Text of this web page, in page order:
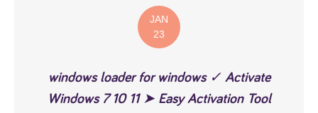
JAN
23
windows loader for windows ✓ Activate
Windows 7 10 11 ➤ Easy Activation Tool